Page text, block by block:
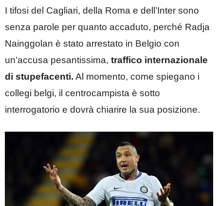
I tifosi del Cagliari, della Roma e dell’Inter sono
senza parole per quanto accaduto, perché Radja
Nainggolan è stato arrestato in Belgio con
un’accusa pesantissima, traffico internazionale
di stupefacenti. Al momento, come spiegano i
collegi belgi, il centrocampista è sotto
interrogatorio e dovrà chiarire la sua posizione.